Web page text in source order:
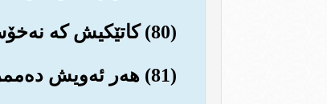
(80) کاتێکیش که نه‌خۆش ده‌که‌وم، ئه‌وه هه‌ر ئه‌و چاره‌سه‌رم ده‌کات و شیفام بۆ ده‌نێرێت...
(81) هه‌ر ئه‌ویش ده‌ممرێنێت و له‌وه‌ودواش زیندووم ده‌کاته‌وه‌...